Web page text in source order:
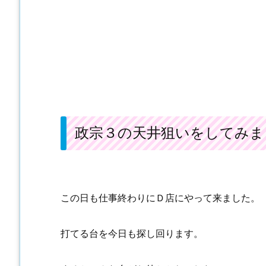
政宗３の天井狙いをしてみ
この日も仕事終わりにＤ店にやって来ました。
打てる台を今日も探し回ります。